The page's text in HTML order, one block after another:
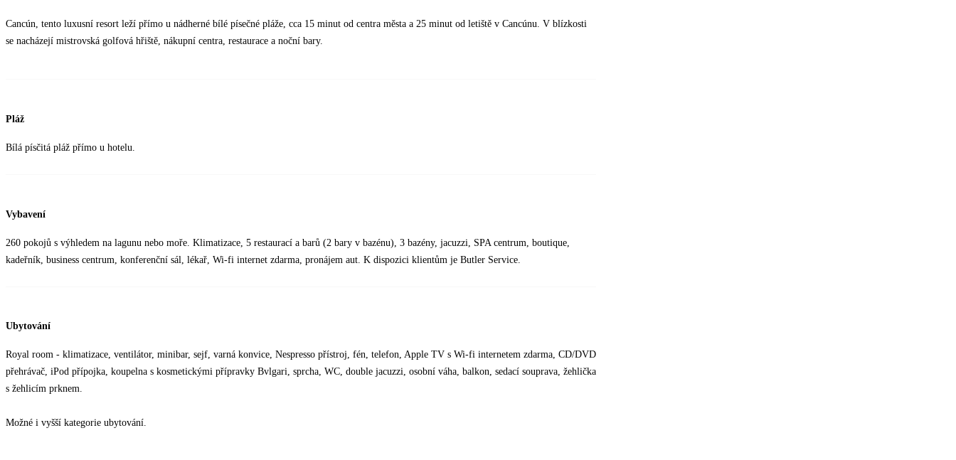
Cancún, tento luxusní resort leží přímo u nádherné bílé písečné pláže, cca 15 minut od centra města a 25 minut od letiště v Cancúnu. V blízkosti
se nacházejí mistrovská golfová hřiště, nákupní centra, restaurace a noční bary.
Pláž
Bílá písčitá pláž přímo u hotelu.
Vybavení
260 pokojů s výhledem na lagunu nebo moře. Klimatizace, 5 restaurací a barů (2 bary v bazénu), 3 bazény, jacuzzi, SPA centrum, boutique,
kadeřník, business centrum, konferenční sál, lékař, Wi-fi internet zdarma, pronájem aut. K dispozici klientům je Butler Service.
Ubytování
Royal room - klimatizace, ventilátor, minibar, sejf, varná konvice, Nespresso přístroj, fén, telefon, Apple TV s Wi-fi internetem zdarma, CD/DVD
přehrávač, iPod přípojka, koupelna s kosmetickými přípravky Bvlgari, sprcha, WC, double jacuzzi, osobní váha, balkon, sedací souprava, žehlička
s žehlicím prknem.
Možné i vyšší kategorie ubytování.